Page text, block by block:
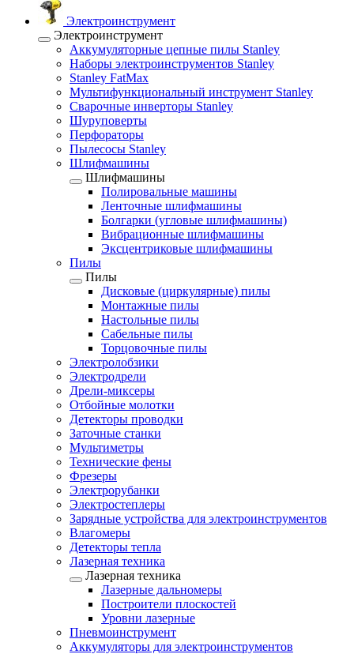
Электроинструмент
Электроинструмент
Аккумуляторные цепные пилы Stanley
Наборы электроинструментов Stanley
Stanley FatMax
Мультифункциональный инструмент Stanley
Сварочные инверторы Stanley
Шуруповерты
Перфораторы
Пылесосы Stanley
Шлифмашины
Шлифмашины
Полировальные машины
Ленточные шлифмашины
Болгарки (угловые шлифмашины)
Вибрационные шлифмашины
Эксцентриковые шлифмашины
Пилы
Пилы
Дисковые (циркулярные) пилы
Монтажные пилы
Настольные пилы
Сабельные пилы
Торцовочные пилы
Электролобзики
Электродрели
Дрели-миксеры
Отбойные молотки
Детекторы проводки
Заточные станки
Мультиметры
Технические фены
Фрезеры
Электрорубанки
Электростеплеры
Зарядные устройства для электроинструментов
Влагомеры
Детекторы тепла
Лазерная техника
Лазерная техника
Лазерные дальномеры
Построители плоскостей
Уровни лазерные
Пневмоинструмент
Аккумуляторы для электроинструментов